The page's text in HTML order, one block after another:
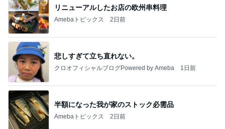
リニューアルしたお店の欧州串料理
Amebaトピックス 2日前
悲しすぎて立ち直れない。
クロオフィシャルブログPowered by Ameba 1日前
半額になった我が家のストック必需品
Amebaトピックス 2日前